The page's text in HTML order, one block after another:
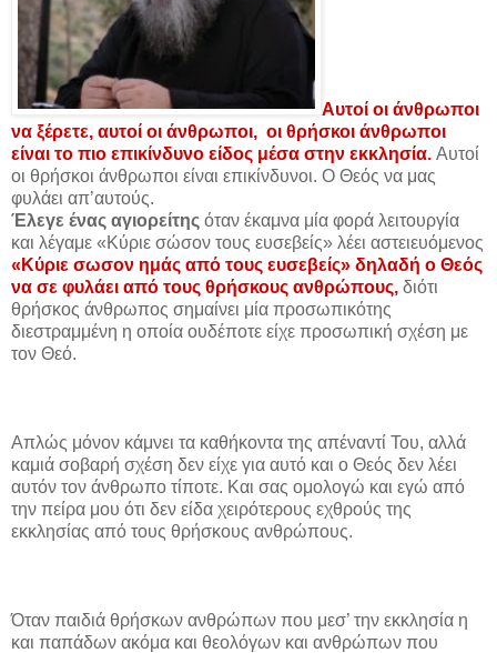
Αυτοί οι άνθρωποι
να ξέρετε, αυτοί οι άνθρωποι, οι θρήσκοι άνθρωποι
είναι το πιο επικίνδυνο είδος μέσα στην εκκλησία. Αυτοί
οι θρήσκοι άνθρωποι είναι επικίνδυνοι. Ο Θεός να μας
φυλάει απ’αυτούς.
Έλεγε ένας αγιορείτης όταν έκαμνα μία φορά λειτουργία
και λέγαμε «Κύριε σώσον τους ευσεβείς» λέει αστειευόμενος
«Κύριε σωσον ημάς από τους ευσεβείς» δηλαδή ο Θεός
να σε φυλάει από τους θρήσκους ανθρώπους, διότι
θρήσκος άνθρωπος σημαίνει μία προσωπικότης
διεστραμμένη η οποία ουδέποτε είχε προσωπική σχέση με
τον Θεό.
Απλώς μόνον κάμνει τα καθήκοντα της απέναντί Του, αλλά
καμιά σοβαρή σχέση δεν είχε για αυτό και ο Θεός δεν λέει
αυτόν τον άνθρωπο τίποτε. Και σας ομολογώ και εγώ από
την πείρα μου ότι δεν είδα χειρότερους εχθρούς της
εκκλησίας από τους θρήσκους ανθρώπους.
Όταν παιδιά θρήσκων ανθρώπων που μεσ’ την εκκλησία η
και παπάδων ακόμα και θεολόγων και ανθρώπων που